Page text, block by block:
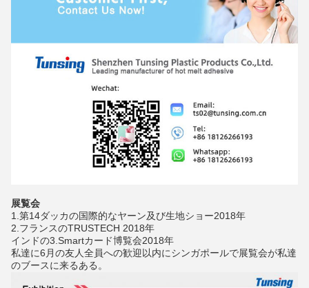
展覧会
1.第14ダッカの国際的なヤーン及び生地ショー2018年
2.フランスのTRUSTECH 2018年
インドの3.Smartカード博覧会2018年
私達に6月の友人全員への歓迎以内にシンガポールで展覧会が私達
のブースに来るある。